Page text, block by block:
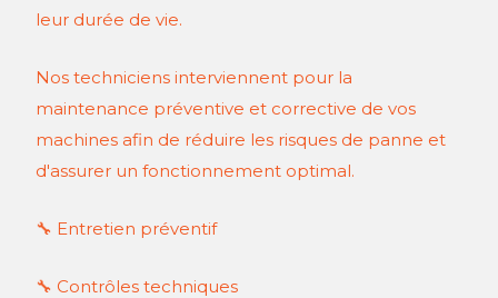
leur durée de vie.
Nos techniciens interviennent pour la
maintenance préventive et corrective de vos
machines afin de réduire les risques de panne et
d'assurer un fonctionnement optimal.
🔧 Entretien préventif
🔧 Contrôles techniques